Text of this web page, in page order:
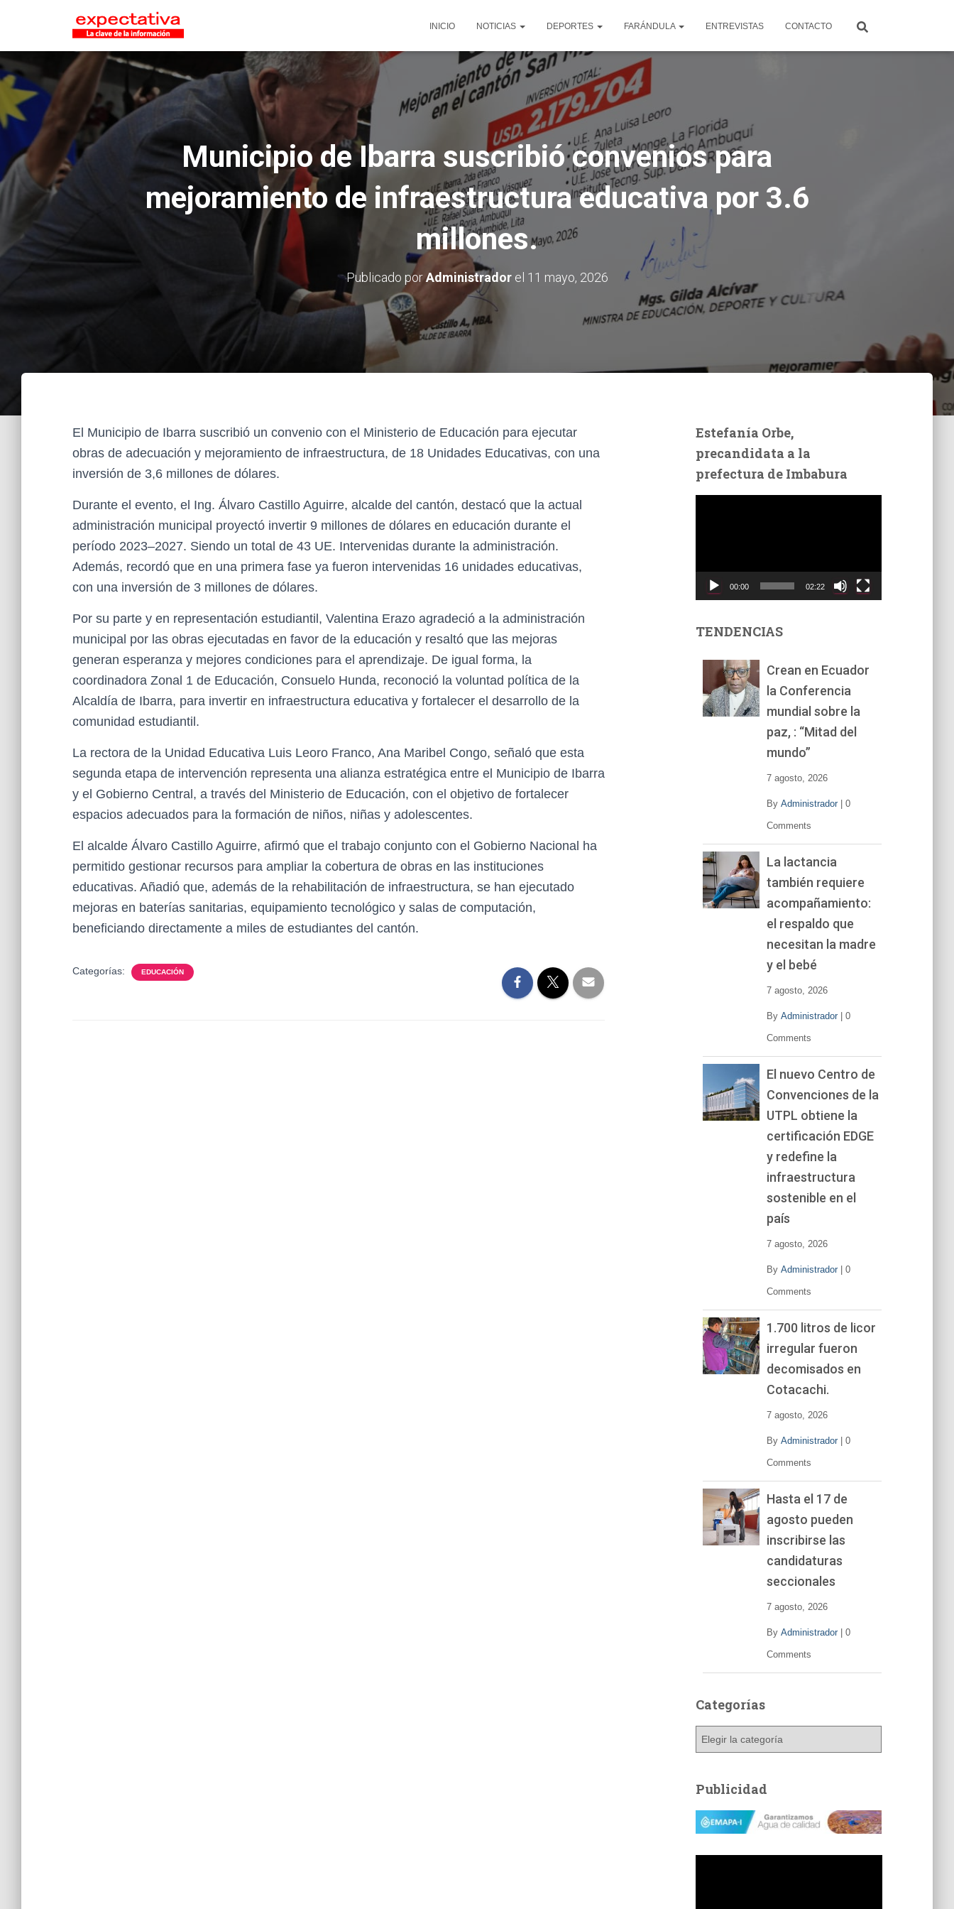
INICIO NOTICIAS DEPORTES FARÁNDULA ENTREVISTAS CONTACTO
Municipio de Ibarra suscribió convenios para
mejoramiento de infraestructura educativa por 3.6
millones.
Publicado porAdministradorel 11 mayo, 2026
El Municipio de Ibarra suscribió un convenio con el Ministerio de Educación para ejecutar
obras de adecuación y mejoramiento de infraestructura, de 18 Unidades Educativas, con una
inversión de 3,6 millones de dólares.
Durante el evento, el Ing. Álvaro Castillo Aguirre, alcalde del cantón, destacó que la actual
administración municipal proyectó invertir 9 millones de dólares en educación durante el
período 2023–2027. Siendo un total de 43 UE. Intervenidas durante la administración.
Además, recordó que en una primera fase ya fueron intervenidas 16 unidades educativas,
con una inversión de 3 millones de dólares.
Por su parte y en representación estudiantil, Valentina Erazo agradeció a la administración
municipal por las obras ejecutadas en favor de la educación y resaltó que las mejoras
generan esperanza y mejores condiciones para el aprendizaje. De igual forma, la
coordinadora Zonal 1 de Educación, Consuelo Hunda, reconoció la voluntad política de la
Alcaldía de Ibarra, para invertir en infraestructura educativa y fortalecer el desarrollo de la
comunidad estudiantil.
La rectora de la Unidad Educativa Luis Leoro Franco, Ana Maribel Congo, señaló que esta
segunda etapa de intervención representa una alianza estratégica entre el Municipio de Ibarra
y el Gobierno Central, a través del Ministerio de Educación, con el objetivo de fortalecer
espacios adecuados para la formación de niños, niñas y adolescentes.
El alcalde Álvaro Castillo Aguirre, afirmó que el trabajo conjunto con el Gobierno Nacional ha
permitido gestionar recursos para ampliar la cobertura de obras en las instituciones
educativas. Añadió que, además de la rehabilitación de infraestructura, se han ejecutado
mejoras en baterías sanitarias, equipamiento tecnológico y salas de computación,
beneficiando directamente a miles de estudiantes del cantón.
Categorías: EDUCACIÓN
Estefanía Orbe,
precandidata a la
prefectura de Imbabura
t
00:00 02:22
TENDENCIAS
Crean en Ecuador
la Conferencia
mundial sobre la
paz, : “Mitad del
mundo”
7 agosto, 2026
By Administrador| 0
Comments
La lactancia
también requiere
acompañamiento:
el respaldo que
necesitan la madre
y el bebé
7 agosto, 2026
By Administrador| 0
Comments
El nuevo Centro de
Convenciones de la
UTPL obtiene la
certificación EDGE
y redefine la
infraestructura
sostenible en el
país
7 agosto, 2026
By Administrador| 0
Comments
1.700 litros de licor
irregular fueron
decomisados en
Cotacachi.
7 agosto, 2026
By Administrador| 0
Comments
Hasta el 17 de
agosto pueden
inscribirse las
candidaturas
seccionales
7 agosto, 2026
By Administrador| 0
Comments
Categorías
g
o
a
Publicidad